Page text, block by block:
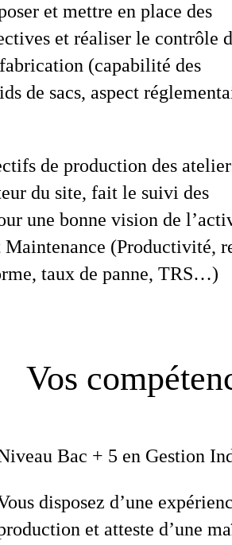
et mettre en place des
et réaliser le contrôle
(capabilité des
de sacs, aspect
de production des
du site, fait le suivi des
une bonne vision de
(Productivité,
taux de panne, TRS…)
Vos
Bac + 5 en Gestion
disposez d’une
et atteste d’une